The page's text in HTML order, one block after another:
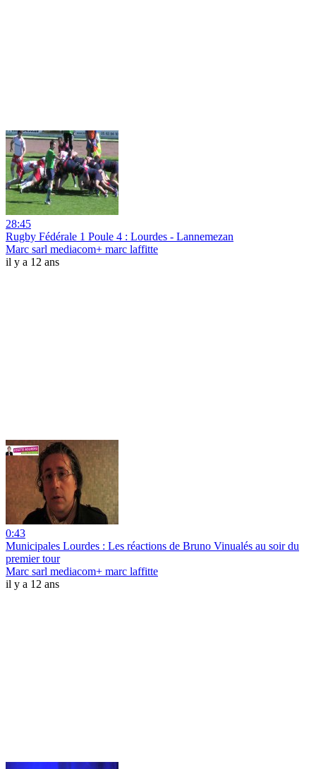
28:45
Rugby Fédérale 1 Poule 4 : Lourdes - Lannemezan
Marc sarl mediacom+ marc laffitte
il y a 12 ans
0:43
Municipales Lourdes : Les réactions de Bruno Vinualés au soir du
premier tour
Marc sarl mediacom+ marc laffitte
il y a 12 ans